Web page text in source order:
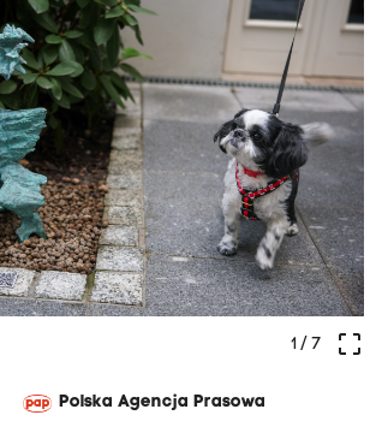
crop_free
1 / 7
Polska Agencja Prasowa